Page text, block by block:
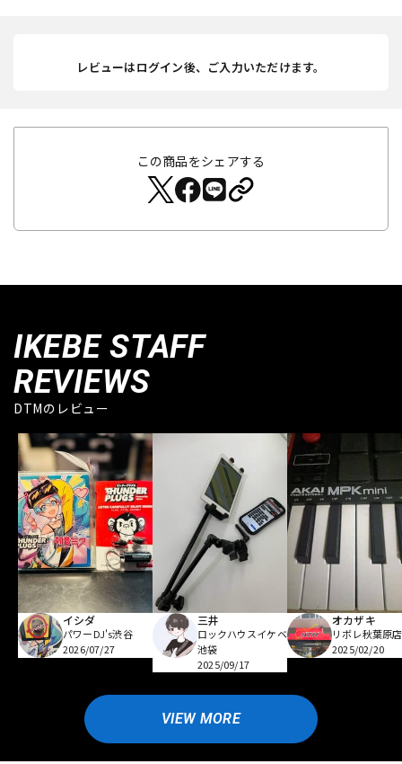
レビューはログイン後、ご入力いただけます。
この商品をシェアする
IKEBE STAFF
REVIEWS
DTMのレビュー
イシダ
パワーDJ's渋谷
2026/07/27
三井
ロックハウスイケベ
池袋
2025/09/17
オカザキ
リボレ秋葉原店
2025/02/20
VIEW MORE